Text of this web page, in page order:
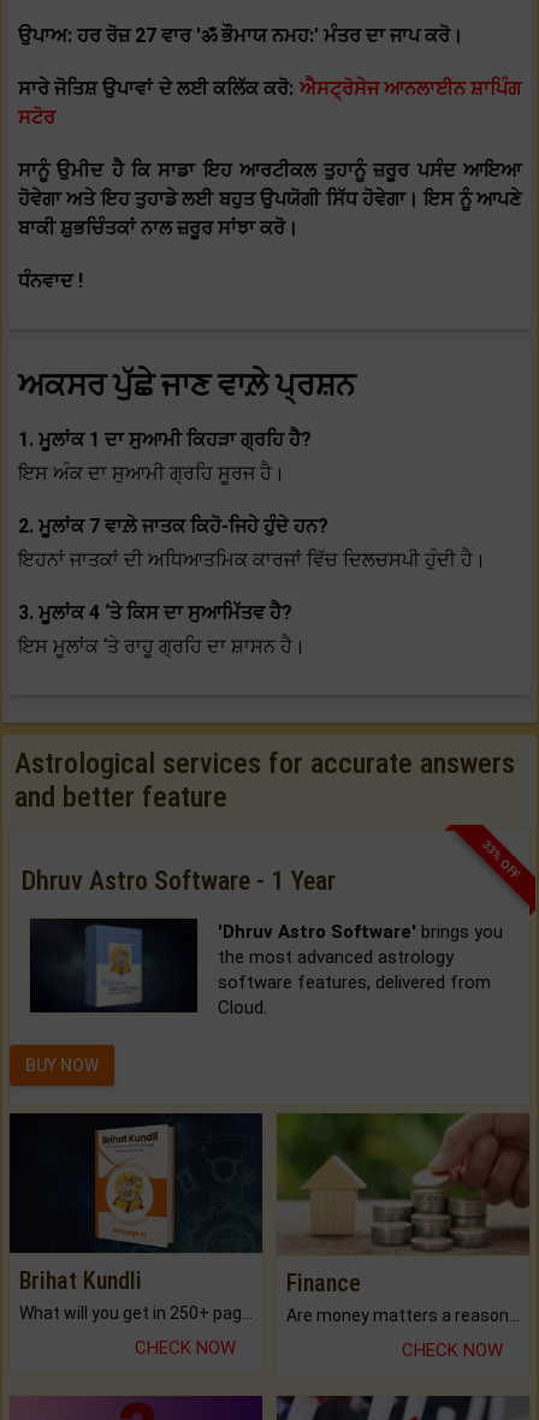
ਉਪਾਅ: ਹਰ ਰੋਜ਼ 27 ਵਾਰ 'ॐ ਭੌਮਾਯ ਨਮਹ:' ਮੰਤਰ ਦਾ ਜਾਪ ਕਰੋ।
ਸਾਰੇ ਜੋਤਿਸ਼ ਉਪਾਵਾਂ ਦੇ ਲਈ ਕਲਿੱਕ ਕਰੋ: ਐਸਟ੍ਰੋਸੇਜ ਆਨਲਾਈਨ ਸ਼ਾਪਿੰਗ
ਸਟੋਰ
ਸਾਨੂੰ ਉਮੀਦ ਹੈ ਕਿ ਸਾਡਾ ਇਹ ਆਰਟੀਕਲ ਤੁਹਾਨੂੰ ਜ਼ਰੂਰ ਪਸੰਦ ਆਇਆ
ਹੋਵੇਗਾ ਅਤੇ ਇਹ ਤੁਹਾਡੇ ਲਈ ਬਹੁਤ ਉਪਯੋਗੀ ਸਿੱਧ ਹੋਵੇਗਾ। ਇਸ ਨੂੰ ਆਪਣੇ
ਬਾਕੀ ਸ਼ੁਭਚਿੰਤਕਾਂ ਨਾਲ ਜ਼ਰੂਰ ਸਾਂਝਾ ਕਰੋ।
ਧੰਨਵਾਦ !
ਅਕਸਰ ਪੁੱਛੇ ਜਾਣ ਵਾਲ਼ੇ ਪ੍ਰਸ਼ਨ
1. ਮੂਲਾਂਕ 1 ਦਾ ਸੁਆਮੀ ਕਿਹੜਾ ਗ੍ਰਹਿ ਹੈ?
ਇਸ ਅੰਕ ਦਾ ਸੁਆਮੀ ਗ੍ਰਹਿ ਸੂਰਜ ਹੈ।
2. ਮੂਲਾਂਕ 7 ਵਾਲ਼ੇ ਜਾਤਕ ਕਿਹੋ-ਜਿਹੇ ਹੁੰਦੇ ਹਨ?
ਇਹਨਾਂ ਜਾਤਕਾਂ ਦੀ ਅਧਿਆਤਮਿਕ ਕਾਰਜਾਂ ਵਿੱਚ ਦਿਲਚਸਪੀ ਹੁੰਦੀ ਹੈ।
3. ਮੂਲਾਂਕ 4 ‘ਤੇ ਕਿਸ ਦਾ ਸੁਆਮਿੱਤਵ ਹੈ?
ਇਸ ਮੂਲਾਂਕ ‘ਤੇ ਰਾਹੂ ਗ੍ਰਹਿ ਦਾ ਸ਼ਾਸਨ ਹੈ।
Astrological services for accurate answers
and better feature
33% OFF
Dhruv Astro Software - 1 Year
'Dhruv Astro Software' brings you
the most advanced astrology
software features, delivered from
Cloud.
BUY NOW
Brihat Kundli
CHECK NOW
Finance
CHECK NOW